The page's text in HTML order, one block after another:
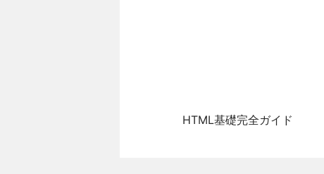
HTML基礎完全ガイド